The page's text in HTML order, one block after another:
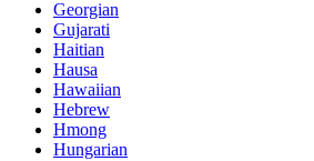
Georgian
Gujarati
Haitian
Hausa
Hawaiian
Hebrew
Hmong
Hungarian